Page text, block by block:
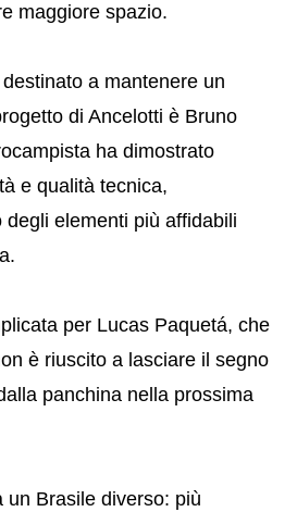
maggiore spazio.
a mantenere un
di Ancelotti è Bruno
ha dimostrato
e qualità tecnica,
elementi più affidabili
per Lucas Paquetá, che
è riuscito a lasciare il segno
panchina nella prossima
un Brasile diverso: più